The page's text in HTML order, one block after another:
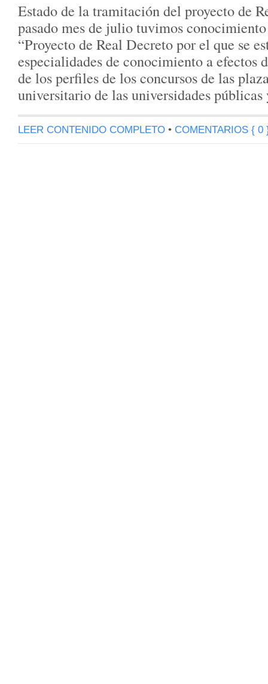
Estado de la tramitación del proyecto de
pasado mes de julio tuvimos
“Proyecto de Real Decreto por el que se
especialidades de conocimiento a efectos
de los perfiles de los concursos de las
universitario de las universidades
LEER CONTENIDO COMPLETO • COMENTARIOS { 0